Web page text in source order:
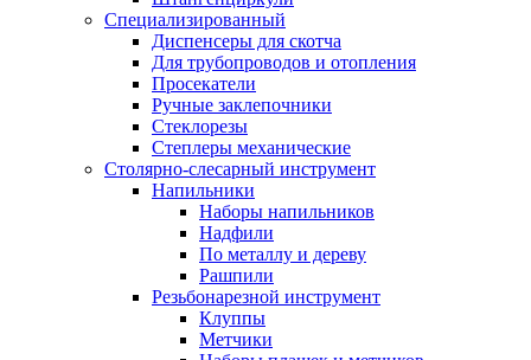
Специализированный
Диспенсеры для скотча
Для трубопроводов и отопления
Просекатели
Ручные заклепочники
Стеклорезы
Степлеры механические
Столярно-слесарный инструмент
Напильники
Наборы напильников
Надфили
По металлу и дереву
Рашпили
Резьбонарезной инструмент
Клуппы
Метчики